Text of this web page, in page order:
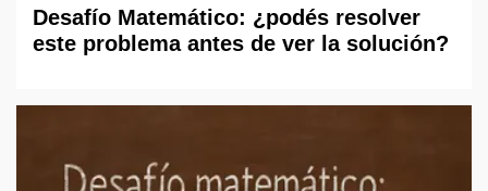
Desafío Matemático: ¿podés resolver
este problema antes de ver la solución?